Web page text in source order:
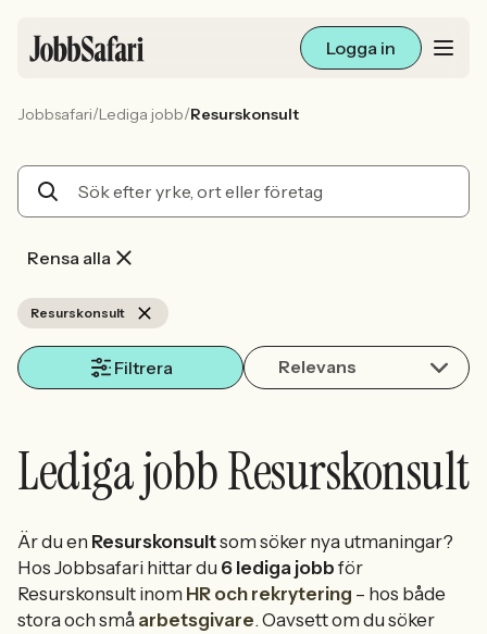
Logga in
Arbetsliv och karriär
Sök med AI
Jobbsafari/Lediga jobb/Resurskonsult
Rensa alla
Resurskonsult
Filtrera Relevans
Lediga jobb Resurskonsult
Är du en Resurskonsultsom söker nya utmaningar?
Hos Jobbsafari hittar du 6 lediga jobb för
Resurskonsult inom HR och rekrytering – hos både
stora och små arbetsgivare. Oavsett om du söker